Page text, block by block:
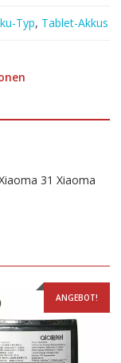
Typ, Tablet-Akkus
31 Xiaoma
ANGEBOT!